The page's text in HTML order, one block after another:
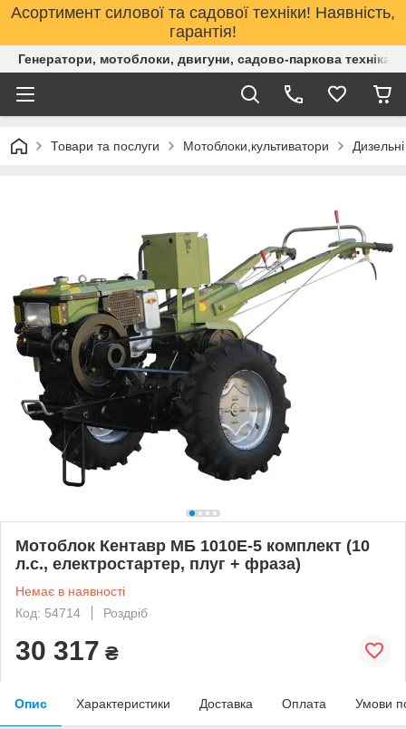
Асортимент силової та садової техніки! Наявність,
гарантія!
Генератори, мотоблоки, двигуни, садово-паркова техніка.
Товари та послуги Мотоблоки,культиватори
Мотоблок Кентавр МБ 1010Е-5 комплект (10
л.с., електростартер, плуг + фраза)
Немає в наявності
Код: 54714
Роздріб
30 317 ₴
Опис Характеристики Доставка Оплата Умови